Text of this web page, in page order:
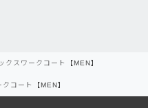
クスワークコート【MEN】
コート【MEN】